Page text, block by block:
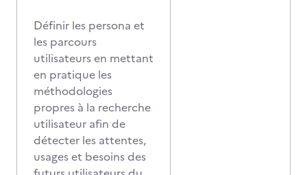
Définir les persona et
les parcours
utilisateurs en mettant
en pratique les
méthodologies
propres à la recherche
utilisateur afin de
détecter les attentes,
usages et besoins des